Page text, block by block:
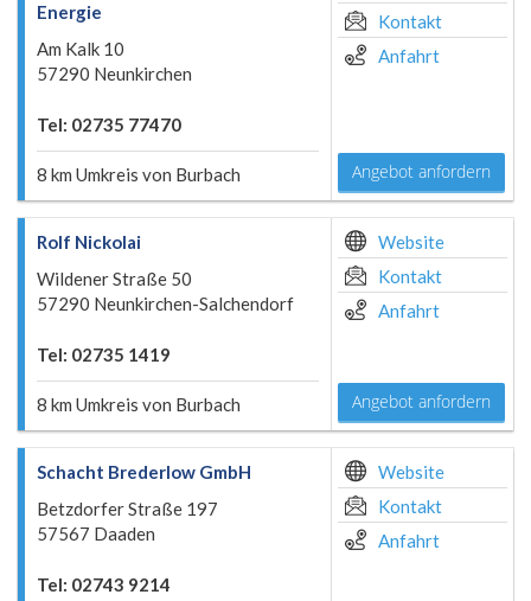
Energie
Am Kalk 10
57290 Neunkirchen
Tel: 02735 77470
8 km Umkreis von Burbach
Kontakt
Anfahrt
Angebot anfordern
Rolf Nickolai
Wildener Straße 50
57290 Neunkirchen-Salchendorf
Tel: 02735 1419
8 km Umkreis von Burbach
Website
Kontakt
Anfahrt
Angebot anfordern
Schacht Brederlow GmbH
Betzdorfer Straße 197
57567 Daaden
Tel: 02743 9214
Website
Kontakt
Anfahrt